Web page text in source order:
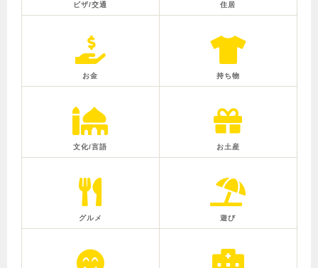
ビザ/交通 住居
お金 持ち物
文化/言語 お土産
グルメ 遊び